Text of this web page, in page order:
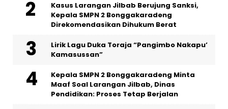
Kasus Larangan Jilbab Berujung Sanksi,
Kepala SMPN 2 Bonggakaradeng
Direkomendasikan Dihukum Berat
Lirik Lagu Duka Toraja “Pangimbo Nakapu’
Kamasussan”
Kepala SMPN 2 Bonggakaradeng Minta
Maaf Soal Larangan Jilbab, Dinas
Pendidikan: Proses Tetap Berjalan